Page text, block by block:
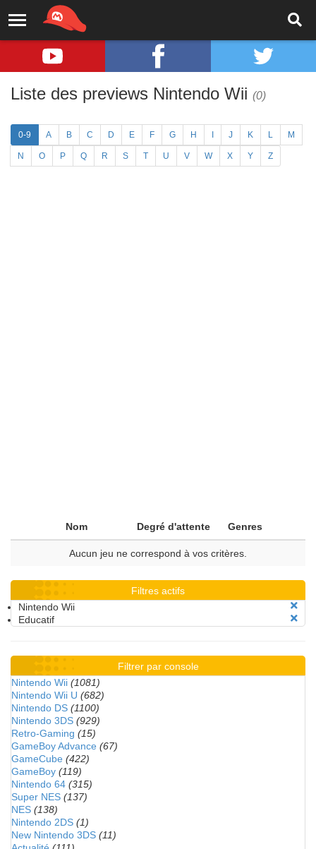
Liste des previews Nintendo Wii (0)
0-9 A B C D E F G H J K L M
N O P Q R S T U V W X Y Z
Nom Degré d'attente Genres
Aucun jeu ne correspond à vos critères.
Filtres actifs
Nintendo Wii
Educatif
Filtrer par console
Nintendo Wii (1081)
Nintendo Wii U (682)
Nintendo DS (1100)
Nintendo 3DS (929)
Retro-Gaming (15)
GameBoy Advance (67)
GameCube (422)
GameBoy (119)
Nintendo 64 (315)
Super NES (137)
NES (138)
Nintendo 2DS (1)
New Nintendo 3DS (11)